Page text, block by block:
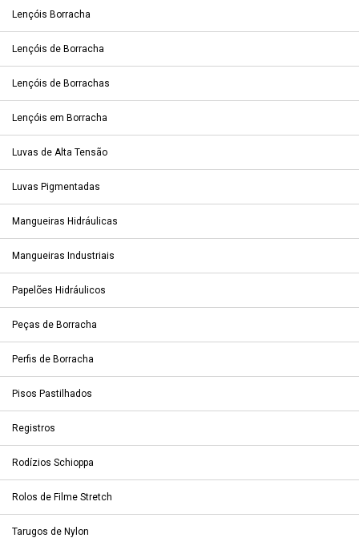
Lençóis Borracha
Lençóis de Borracha
Lençóis de Borrachas
Lençóis em Borracha
Luvas de Alta Tensão
Luvas Pigmentadas
Mangueiras Hidráulicas
Mangueiras Industriais
Papelões Hidráulicos
Peças de Borracha
Perfis de Borracha
Pisos Pastilhados
Registros
Rodízios Schioppa
Rolos de Filme Stretch
Tarugos de Nylon